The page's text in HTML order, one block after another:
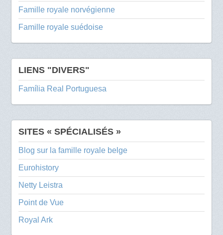
Famille royale norvégienne
Famille royale suédoise
LIENS "DIVERS"
Família Real Portuguesa
SITES « SPÉCIALISÉS »
Blog sur la famille royale belge
Eurohistory
Netty Leistra
Point de Vue
Royal Ark